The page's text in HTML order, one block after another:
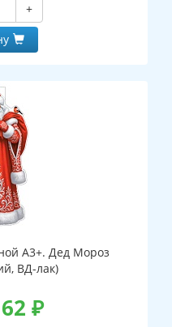
+
А3+. Дед Мороз
ВД-лак)
62 ₽